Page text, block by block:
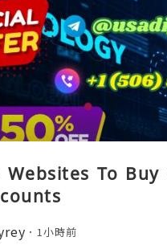
Websites To Buy
1小時前